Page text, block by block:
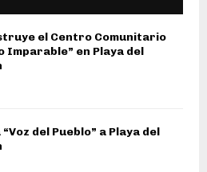
el Centro Comunitario
Imparable” en Playa del
del Pueblo” a Playa del